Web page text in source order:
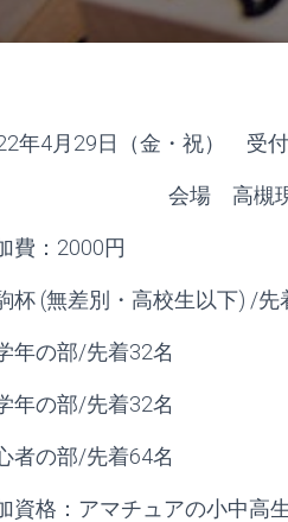
年4月29日（金・祝） 受
場 高槻現代劇
費：2000円
杯 (無差別・高校生以下) /先
年の部/先着32名
年の部/先着32名
者の部/先着64名
資格：アマチュアの小中高